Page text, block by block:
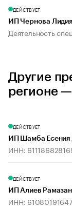
ДЕЙСТВУЕТ
ИП Чернова
Деятельность
Другие
регионе
ДЕЙСТВУЕТ
ИП Шамба Есения
ИНН:
ДЕЙСТВУЕТ
ИП Алиев
ИНН: